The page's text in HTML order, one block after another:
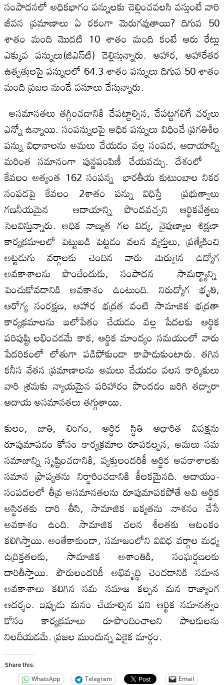
సంపాదనలో అధికభాగం పన్నులకు చెల్లించవలసి వస్తుంటే వారి
జీవన ప్రమాణాలు ఏ రకంగా మెరుగవుతాయి? దిగువ 50
శాతం మంది మొదటి 10 శాతం మంది కంటే ఆరు రేట్లు
ఎక్కువ పన్నులు(జిఎస్‌టి) చెల్లిస్తున్నారు. ఆహార, ఆహారేతర
ఉత్పత్తులపై పన్నులలో 64.3 శాతం పన్నులు దిగువ 50 శాతం
మంది ప్రజల నుండే వసూలు చేస్తున్నారు.
అసమానతలు తగ్గించడానికి చేపట్టాల్సిన, చేపట్టగలిగే చర్యలు
ఎన్నో ఉన్నాయి. సంపన్నులపై అధిక పన్నులు విధించే ప్రగతిశీల
పన్ను విధానాలను అమలు చేయడం వల్ల సంపద, ఆదాయాన్ని
మరింత సమానంగా పున్ణపంపిణీ చేయవచ్చు. దేశంలో
కేవలం అత్యంత 162 సంపన్న భారతీయ కుటుంబాల నికర
సంపదపై కేవలం 2శాతం పన్ను విధిస్తే ప్రభుత్వాలు
గణనీయమైన ఆదాయాన్ని పొందవచ్చని ఆర్థికవేత్తలు
సెలవిస్తున్నారు. అధిక నాణ్యత గల విద్య, నైపుణ్యాల శిక్షణా
కార్యక్రమాలలో పెట్టుబడి పెట్టడం వలన వ్యక్తులు, ప్రత్యేకించి
అట్టడుగు వర్గాలకు చెందిన వారు మెరుగైన ఉద్యోగ
అవకాశాలను పొందేందుకు, సంపాదన సామర్థ్యాన్ని
పెంచుకోవడానికి అవకాశం ఉంటుంది. నిరుద్యోగ భృతి,
ఆరోగ్య సంరక్షణ, ఆహార భద్రత వంటి సామాజిక భద్రతా
కార్యక్రమాలను బలోపేతం చేయడం వల్ల పేదలకు ఆర్థిక
పరిపుష్టి లభించడమే కాక, ఆర్థిక మాంద్యం సమయంలో వారు
పేదరికంలో లోతుగా పడిపోకుండా కాపాడుకుంటారు. తగిన
కనీస వేతన ప్రమాణాలను అమలు చేయడం వలన కార్మికులు
వారి శ్రమకు న్యాయమైన పరిహారం పొందడం జరిగి తద్వారా
ఆదాయ అసమానతలు తగ్గుతాయి.
కులం, జాతి, లింగం, ఆర్థిక స్థితి ఆధారిత వివక్షను
రూపుమాపడం కోసం కార్యక్రమాల రూపకల్పన, అమలు సమ
సమాజాన్ని సృష్టించడానికి, వ్యక్తులందరికీ ఆర్థిక అవకాశాలకు
సమాన ప్రాప్యతను నిర్థారించడానికి కీలకమైనది. ఆదాయం-
సంపదలలో తీవ్ర అసమానతలను రూపుమాపకపోతే అవి ఆర్థిక
అస్థిరతకు దారి తీసి, సామాజిక ఐక్యతను నాశనం చేసే
అవకాశం ఉంది. సామాజిక చలన శీలతకు ఆటంకం
కలిగిస్తాయి. అంతేకాకుండా, సమాజంలోని వివిధ వర్గాల మధ్య
ఉద్రిక్తతలకు, సామాజిక అశాంతికి, సంఘర్షణలకు
దారితీస్తాయి. పౌరులందరికీ అభివృద్ధి చెందడానికి సమాన
అవకాశాలు కలిగిన సమ సమాజ కల్పన మన రాజ్యాంగ
ఆదర్శం. ఇప్పుడు మనం చేయాల్సిన పని ఆర్థిక సమానత్వం
కోసం కార్యక్రమాలు రూపొందించాలని పాలకులను
నిలదీయడమే. ప్రజల ముందున్న ఏకైక మార్గం.
Share this:
WhatsApp Telegram Email